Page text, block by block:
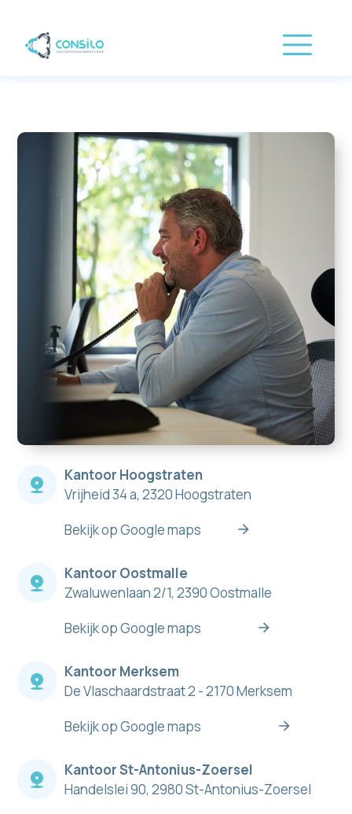
Kantoor Hoogstraten
Vrijheid 34 a, 2320 Hoogstraten
Bekijk op Google maps
Kantoor Oostmalle
Zwaluwenlaan 2/1, 2390 Oostmalle
Bekijk op Google maps
Kantoor Merksem
De Vlaschaardstraat 2 - 2170 Merksem
Bekijk op Google maps
Kantoor St-Antonius-Zoersel
Handelslei 90, 2980 St-Antonius-Zoersel